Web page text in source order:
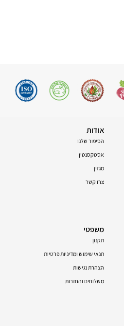
אודות
הסיפור שלנו
אסטקסנטין
מגזין
צרו קשר
משפטי
תקנון
תנאי שימוש ומדיניות פרטיות
הצהרת נגישות
משלוחים והחזרות